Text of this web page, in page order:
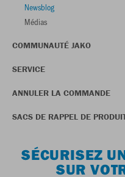
Newsblog
Médias
COMMUNAUTÉ JAKO
SERVICE
ANNULER LA COMMANDE
SACS DE RAPPEL DE
SÉCURISEZ
SUR